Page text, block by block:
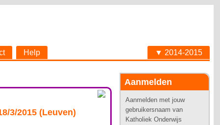
Help ▼ 2014-2015
Aanmelden
Aanmelden met jouw
gebruikersnaam van
Katholiek Onderwijs
3/2015 (Leuven)